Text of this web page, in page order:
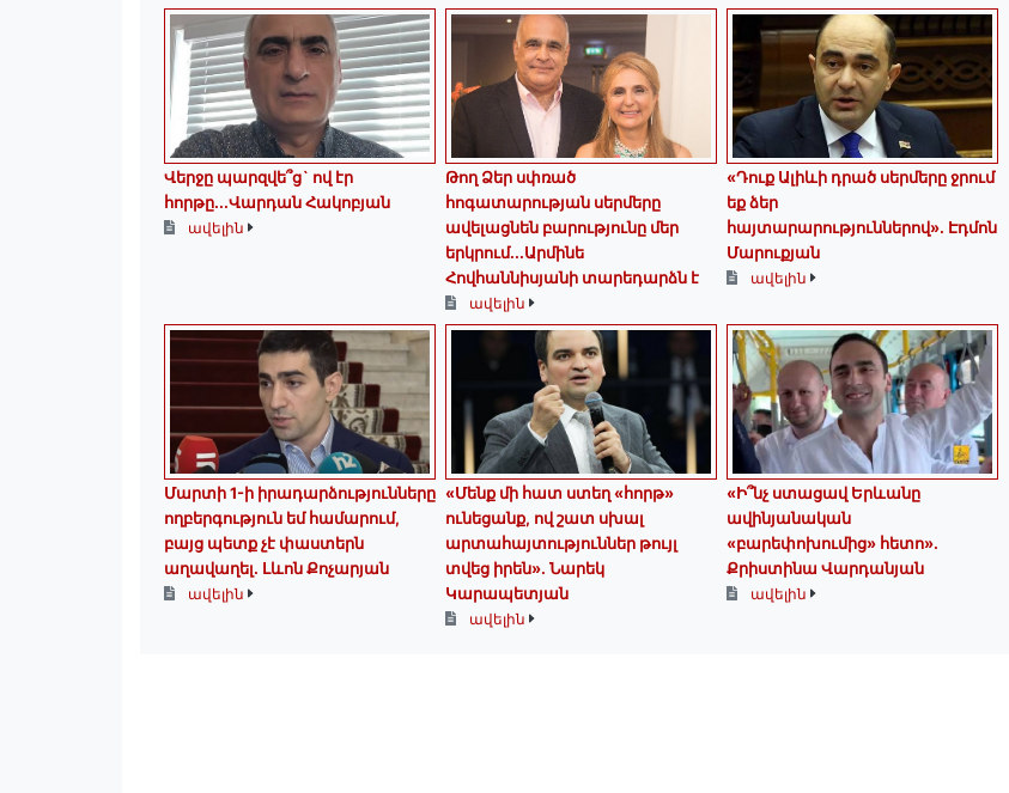
Վերջը պարզվե՞ց` ով էր
հորթը...Վարդան Հակոբյան
ավելին
Թող Ձեր սփռած
հոգատարության սերմերը
ավելացնեն բարությունը մեր
երկրում․․․Արմինե
Հովհաննիսյանի տարեդարձն է
ավելին
«Դուք Ալիևի դրած սերմերը ջրում
եք ձեր
հայտարարություններով»․ Էդմոն
Մարուքյան
ավելին
Մարտի 1-ի իրադարձությունները
ողբերգություն եմ համարում,
բայց պետք չէ փաստերն
աղավաղել. Լևոն Քոչարյան
ավելին
«Մենք մի հատ ստեղ «հորթ»
ունեցանք, ով շատ սխալ
արտահայտություններ թույլ
տվեց իրեն». Նարեկ
Կարապետյան
ավելին
«Ի՞նչ ստացավ Երևանը
ավինյանական
«բարեփոխումից» հետո»․
Քրիստինա Վարդանյան
ավելին